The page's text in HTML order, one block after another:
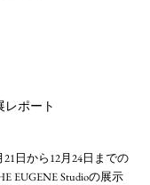
レポート
日から12月24日までの
EUGENE Studioの展示